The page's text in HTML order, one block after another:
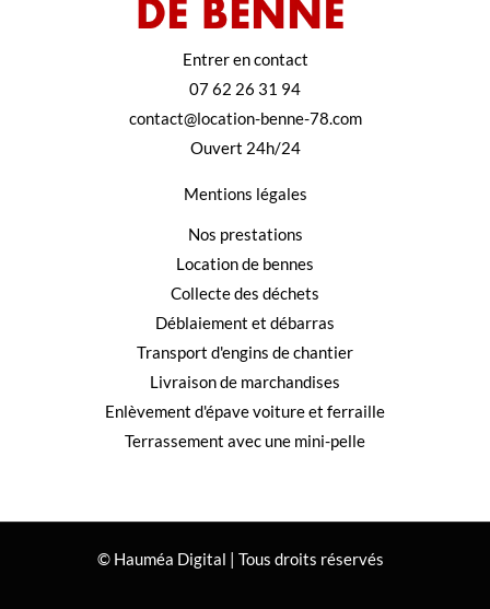
Entrer en contact
07 62 26 31 94
contact@location-benne-78.com
Ouvert 24h/24
Mentions légales
Nos prestations
Location de bennes
Collecte des déchets
Déblaiement et débarras
Transport d'engins de chantier
Livraison de marchandises
Enlèvement d'épave voiture et ferraille
Terrassement avec une mini-pelle
© Hauméa Digital | Tous droits réservés